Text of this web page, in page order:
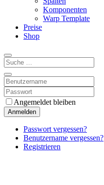
Komponenten
Warp Template
Preise
Shop
Angemeldet bleiben
Anmelden
Passwort vergessen?
Benutzername vergessen?
Registrieren